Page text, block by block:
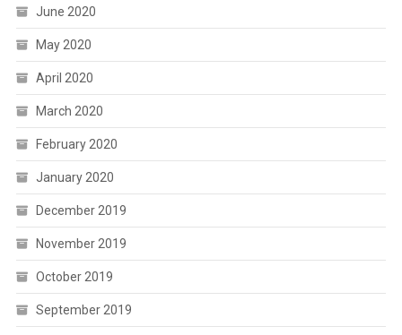
June 2020
May 2020
April 2020
March 2020
February 2020
January 2020
December 2019
November 2019
October 2019
September 2019